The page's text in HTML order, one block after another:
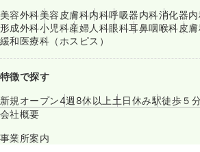
美容外科美容皮膚科内科呼吸器内科消化器
形成外科小児科産婦人科眼科耳鼻咽喉科皮
緩和医療科（ホスピス）
特徴で探す
新規オープン4週8休以上土日休み駅徒歩５
会社概要
事業所案内